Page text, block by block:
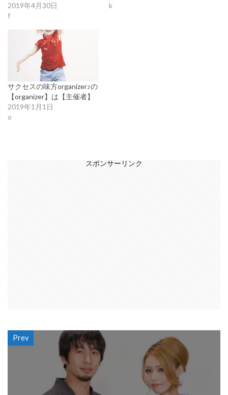
2019年4月30日
f
k
サクセスの味方organizer♪の
【organizer】は【主催者】
2019年1月1日
o
スポンサーリンク
Prev